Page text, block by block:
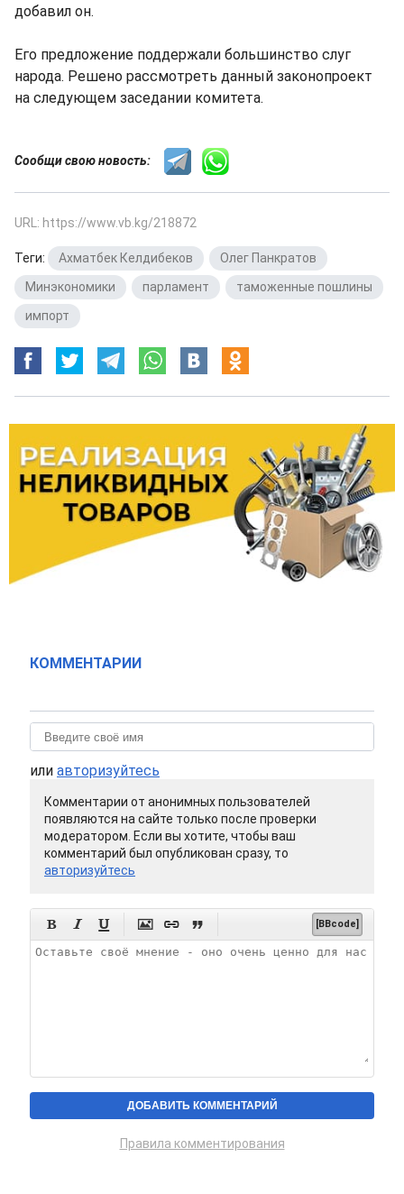
добавил он.
Его предложение поддержали большинство слуг
народа. Решено рассмотреть данный законопроект
на следующем заседании комитета.
Сообщи свою новость:
URL: https://www.vb.kg/218872
Теги: Ахматбек Келдибеков Олег Панкратов
Минэкономики
парламент таможенные пошлины
импорт
КОММЕНТАРИИ
или авторизуйтесь
Комментарии от анонимных пользователей
появляются на сайте только после проверки
модератором. Если вы хотите, чтобы ваш
комментарий был опубликован сразу, то
авторизуйтесь
      [BBcode]
Правила комментирования